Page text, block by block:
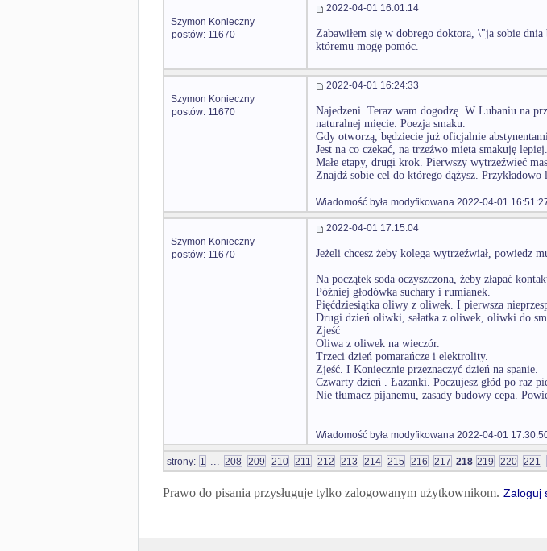
Szymon Konieczny
postów: 11670
2022-04-01 16:01:14
Zabawiłem się w dobrego doktora, \"ja sobie
któremu mogę pomóc.
Szymon Konieczny
postów: 11670
2022-04-01 16:24:33
Najedzeni. Teraz wam dogodzę. W Lubaniu na
naturalnej mięcie. Poezja smaku.
Gdy otworzą, będziecie już oficjalnie
Jest na co czekać, na trzeźwo mięta smakuję lepiej.
Małe etapy, drugi krok. Pierwszy wytrzeźwieć
Znajdź sobie cel do którego dążysz.
Wiadomość była modyfikowana 2022-04-01
Szymon Konieczny
postów: 11670
2022-04-01 17:15:04
Jeżeli chcesz żeby kolega wytrzeźwiał,
Na początek soda oczyszczona, żeby złapać
Później głodówka suchary i rumianek.
Pięćdziesiątka oliwy z oliwek. I pierwsza
Drugi dzień oliwki, sałatka z oliwek, oliwki do
Zjeść
Oliwa z oliwek na wieczór.
Trzeci dzień pomarańcze i elektrolity.
Zjeść. I Koniecznie przeznaczyć dzień na spanie.
Czwarty dzień . Łazanki. Poczujesz głód po raz
Nie tłumacz pijanemu, zasady budowy cepa.
Wiadomość była modyfikowana 2022-04-01
strony: 1 ... 208 209 210 211 212 213 214 215 216 217 218 219 220 221
Prawo do pisania przysługuje tylko zalogowanym użytkownikom. Zaloguj